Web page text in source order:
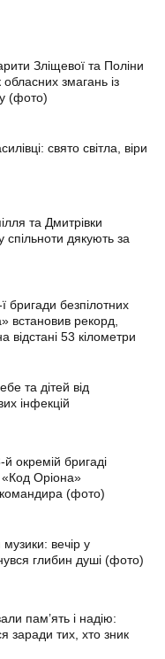
Зліщевої та Поліни
змагань із
(фото)
свято світла, віри
та Дмитрівки
дякують за
бригади безпілотних
встановив рекорд,
53 кілометри
та дітей від
інфекцій
окремій бригаді
«Код Оріона»
(фото)
вечір у
глибин душі (фото)
пам’ять і надію:
заради тих, хто зник